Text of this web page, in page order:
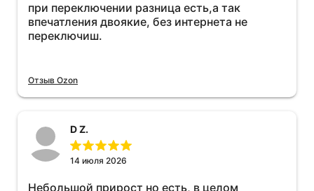
при переключении разница есть,а так
впечатления двоякие, без интернета не
переключиш.
Отзыв Ozon
D Z.
14 июля 2026
Небольшой прирост но есть, в целом